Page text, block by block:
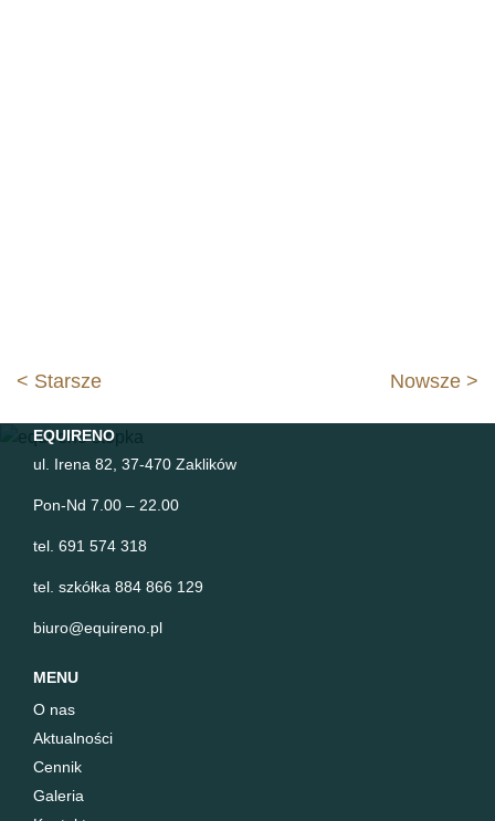
Nawigacja
wpisu
< Starsze Nowsze >
EQUIRENO
ul. Irena 82, 37-470 Zaklików
Pon-Nd 7.00 – 22.00
tel. 691 574 318
tel. szkółka 884 866 129
biuro@equireno.pl
MENU
O nas
Aktualności
Cennik
Galeria